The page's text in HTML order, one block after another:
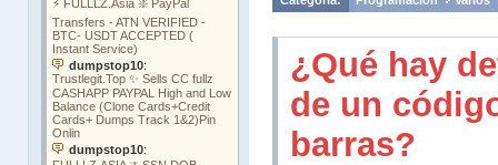
¿Qué hay
de un
barras?